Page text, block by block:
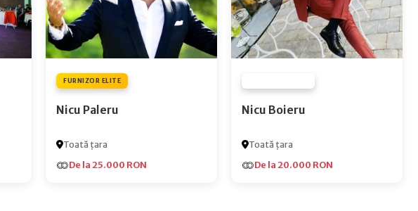
FURNIZOR ELITE
Nicu Paleru
Toată țara
De la 25.000 RON
Nicu Boieru
Toată țara
De la 20.000 RON